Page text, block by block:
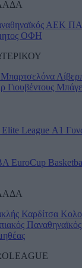
ΑΕΚ
ΟΦΗ
Μπαρτσελόνα
Γιουβέντους
Elite League Α1
EuroCup
Καρδίτσα
Παναθηναϊκός